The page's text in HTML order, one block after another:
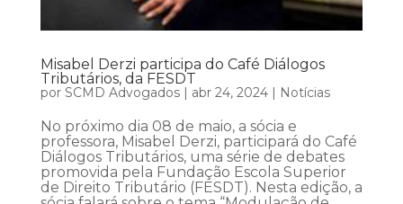
Misabel Derzi participa do Café Diálogos
Tributários, da FESDT
por SCMD Advogados| abr 24, 2024| Notícias
No próximo dia 08 de maio, a sócia e
professora, Misabel Derzi, participará do Café
Diálogos Tributários, uma série de debates
promovida pela Fundação Escola Superior
de Direito Tributário (FESDT). Nesta edição, a